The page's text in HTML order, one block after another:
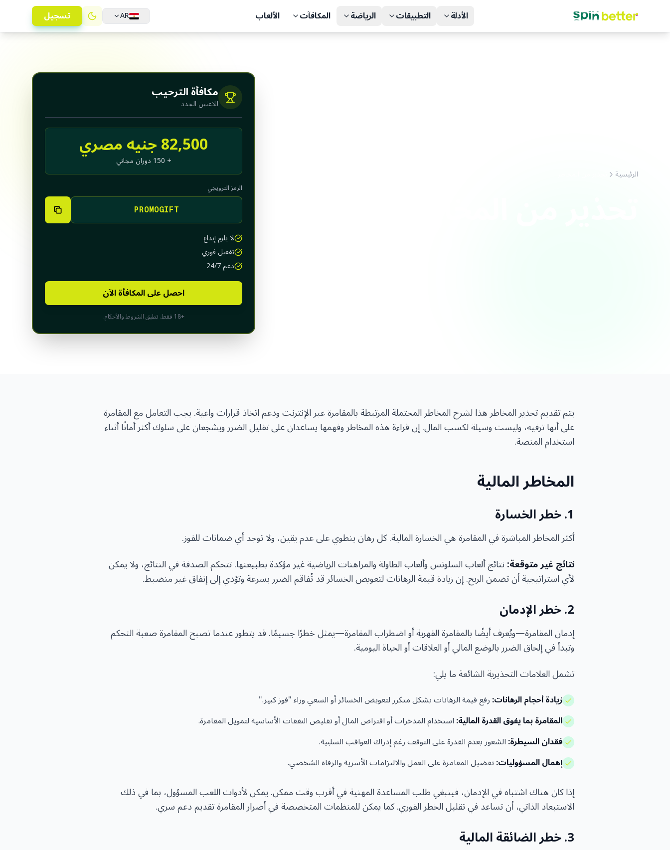
الأدلة التطبيقات الرياضة المكافآت الألعاب AR
Tanzania
العربية
English
Hungary (Magyar)
Kazakhstan (Русский)
Русский
Oʻzbek
تسجيل
الرئيسية
مكافأة الترحيب
للاعبين الجدد
82,500 جنيه مصري
+ 150 دوران مجاني
الرمز الترويجي
PROMOGIFT
لا يلزم إيداع
تفعيل فوري
دعم 24/7
احصل على المكافأة الآن
+18 فقط. تطبق الشروط والأحكام.
يتم تقديم تحذير المخاطر هذا لشرح المخاطر المحتملة المرتبطة بالمقامرة عبر الإنترنت ودعم اتخاذ قرارات واعية. يجب التعامل مع المقامرة
على أنها ترفيه، وليست وسيلة لكسب المال. إن قراءة هذه المخاطر وفهمها يساعدان على تقليل الضرر ويشجعان على سلوك أكثر أمانًا أثناء
استخدام المنصة.
المخاطر المالية
1. خطر الخسارة
أكثر المخاطر المباشرة في المقامرة هي الخسارة المالية. كل رهان ينطوي على عدم يقين، ولا توجد أي ضمانات للفوز.
نتائج غير متوقعة:نتائج ألعاب السلوتس وألعاب الطاولة والمراهنات الرياضية غير مؤكدة بطبيعتها. تتحكم الصدفة في النتائج، ولا يمكن
لأي استراتيجية أن تضمن الربح. إن زيادة قيمة الرهانات لتعويض الخسائر قد تُفاقم الضرر بسرعة وتؤدي إلى إنفاق غير منضبط.
2. خطر الإدمان
إدمان المقامرة—ويُعرف أيضًا بالمقامرة القهرية أو اضطراب المقامرة—يمثل خطرًا جسيمًا. قد يتطور عندما تصبح المقامرة صعبة التحكم
وتبدأ في إلحاق الضرر بالوضع المالي أو العلاقات أو الحياة اليومية.
تشمل العلامات التحذيرية الشائعة ما يلي:
زيادة أحجام الرهانات:رفع قيمة الرهانات بشكل متكرر لتعويض الخسائر أو السعي وراء "فوز كبير."
المقامرة بما يفوق القدرة المالية:استخدام المدخرات أو اقتراض المال أو تقليص النفقات الأساسية لتمويل المقامرة.
فقدان السيطرة:الشعور بعدم القدرة على التوقف رغم إدراك العواقب السلبية.
إهمال المسؤوليات:تفضيل المقامرة على العمل والالتزامات الأسرية والرفاه الشخصي.
إذا كان هناك اشتباه في الإدمان، فينبغي طلب المساعدة المهنية في أقرب وقت ممكن. يمكن لأدوات اللعب المسؤول، بما في ذلك
الاستبعاد الذاتي، أن تساعد في تقليل الخطر الفوري. كما يمكن للمنظمات المتخصصة في أضرار المقامرة تقديم دعم سري.
3. خطر الضائقة المالية